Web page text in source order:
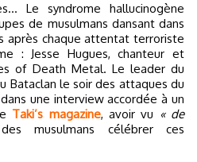
de musulmans dansant dans
après chaque attentat terroriste
: Jesse Hugues, chanteur et
of Death Metal. Le leader du
Bataclan le soir des attaques du
une interview accordée à un
Taki’s magazine, avoir vu « de
musulmans célébrer ces